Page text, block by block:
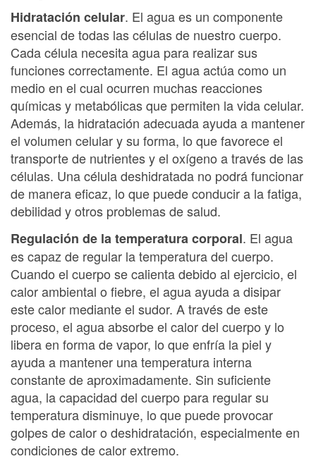
Hidratación celular. El agua es un componente
esencial de todas las células de nuestro cuerpo.
Cada célula necesita agua para realizar sus
funciones correctamente. El agua actúa como un
medio en el cual ocurren muchas reacciones
químicas y metabólicas que permiten la vida celular.
Además, la hidratación adecuada ayuda a mantener
el volumen celular y su forma, lo que favorece el
transporte de nutrientes y el oxígeno a través de las
células. Una célula deshidratada no podrá funcionar
de manera eficaz, lo que puede conducir a la fatiga,
debilidad y otros problemas de salud.
Regulación de la temperatura corporal. El agua
es capaz de regular la temperatura del cuerpo.
Cuando el cuerpo se calienta debido al ejercicio, el
calor ambiental o fiebre, el agua ayuda a disipar
este calor mediante el sudor. A través de este
proceso, el agua absorbe el calor del cuerpo y lo
libera en forma de vapor, lo que enfría la piel y
ayuda a mantener una temperatura interna
constante de aproximadamente. Sin suficiente
agua, la capacidad del cuerpo para regular su
temperatura disminuye, lo que puede provocar
golpes de calor o deshidratación, especialmente en
condiciones de calor extremo.